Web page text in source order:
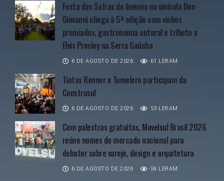
Festa das Safras de Inverno na vinícola Don
Giovanni chega à 5ª edição com vinhos
premiados, gastronomia autoral e tributo a
Elvis Presley na Serra Gaúcha
6 DE AGOSTO DE 2026 61 LERAM
Tintas Renner e Tumelero participam da
Construsul
6 DE AGOSTO DE 2026 53 LERAM
Com palestras gratuitas, Movelsul Brasil 2026
reúne nomes do mercado nacional para
debater sobre varejo, design e arquitetura
6 DE AGOSTO DE 2026 59 LERAM